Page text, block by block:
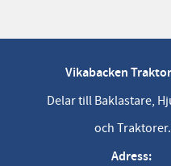
Vikabacken
Delar till Baklastare,
och Traktorer.
Adress: